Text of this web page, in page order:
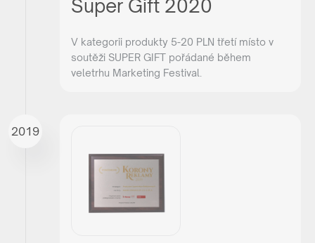
Super Gift 2020
V kategorii produkty 5-20 PLN třetí místo v
soutěži SUPER GIFT pořádané během
veletrhu Marketing Festival.
2019